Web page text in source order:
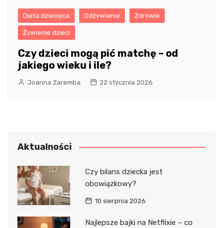
Dieta dziecięca Odżywianie Zdrowie
Żywienie dzieci
Czy dzieci mogą pić matchę – od
jakiego wieku i ile?
Joanna Zaremba 22 stycznia 2026
Aktualności
Czy bilans dziecka jest
obowiązkowy?
10 sierpnia 2026
Najlepsze bajki na Netflixie – co